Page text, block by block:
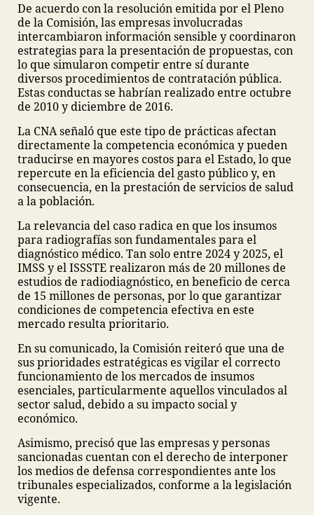
De acuerdo con la resolución emitida por el Pleno
de la Comisión, las empresas involucradas
intercambiaron información sensible y coordinaron
estrategias para la presentación de propuestas, con
lo que simularon competir entre sí durante
diversos procedimientos de contratación pública.
Estas conductas se habrían realizado entre octubre
de 2010 y diciembre de 2016.
La CNA señaló que este tipo de prácticas afectan
directamente la competencia económica y pueden
traducirse en mayores costos para el Estado, lo que
repercute en la eficiencia del gasto público y, en
consecuencia, en la prestación de servicios de salud
a la población.
La relevancia del caso radica en que los insumos
para radiografías son fundamentales para el
diagnóstico médico. Tan solo entre 2024 y 2025, el
IMSS y el ISSSTE realizaron más de 20 millones de
estudios de radiodiagnóstico, en beneficio de cerca
de 15 millones de personas, por lo que garantizar
condiciones de competencia efectiva en este
mercado resulta prioritario.
En su comunicado, la Comisión reiteró que una de
sus prioridades estratégicas es vigilar el correcto
funcionamiento de los mercados de insumos
esenciales, particularmente aquellos vinculados al
sector salud, debido a su impacto social y
económico.
Asimismo, precisó que las empresas y personas
sancionadas cuentan con el derecho de interponer
los medios de defensa correspondientes ante los
tribunales especializados, conforme a la legislación
vigente.